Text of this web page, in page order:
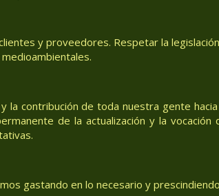
y proveedores. Respetar la
la contribución de toda nuestra gente
de la actualización y la
gastando en lo necesario y